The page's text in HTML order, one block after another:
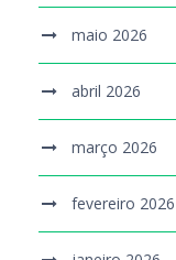
maio 2026
abril 2026
março 2026
fevereiro 2026